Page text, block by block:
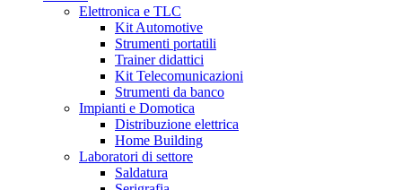
Elettronica e TLC
Kit Automotive
Strumenti portatili
Trainer didattici
Kit Telecomunicazioni
Strumenti da banco
Impianti e Domotica
Distribuzione elettrica
Home Building
Laboratori di settore
Saldatura